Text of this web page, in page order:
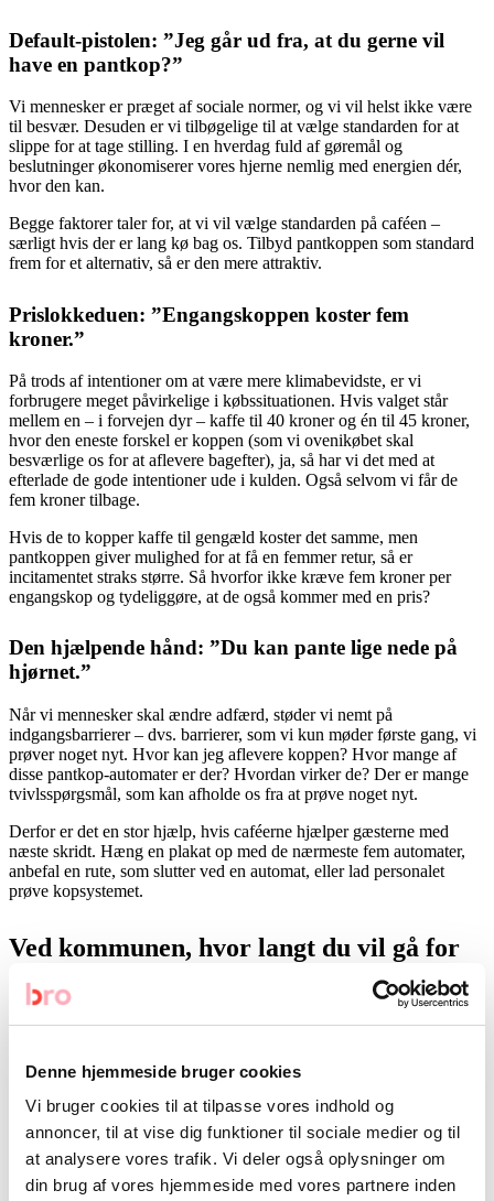
Denne hjemmeside bruger cookies
Vi bruger cookies til at tilpasse vores indhold og
annoncer, til at vise dig funktioner til sociale medier og til
at analysere vores trafik. Vi deler også oplysninger om
din brug af vores hjemmeside med vores partnere inden
Default-pistolen: ”Jeg går ud fra, at du gerne vil
have en pantkop?”
Vi mennesker er præget af sociale normer, og vi vil helst ikke være
til besvær. Desuden er vi tilbøgelige til at vælge standarden for at
slippe for at tage stilling. I en hverdag fuld af gøremål og
beslutninger økonomiserer vores hjerne nemlig med energien dér,
hvor den kan.
Begge faktorer taler for, at vi vil vælge standarden på caféen –
særligt hvis der er lang kø bag os. Tilbyd pantkoppen som standard
frem for et alternativ, så er den mere attraktiv.
Prislokkeduen: ”Engangskoppen koster fem
kroner.”
På trods af intentioner om at være mere klimabevidste, er vi
forbrugere meget påvirkelige i købssituationen. Hvis valget står
mellem en – i forvejen dyr – kaffe til 40 kroner og én til 45 kroner,
hvor den eneste forskel er koppen (som vi ovenikøbet skal
besværlige os for at aflevere bagefter), ja, så har vi det med at
efterlade de gode intentioner ude i kulden. Også selvom vi får de
fem kroner tilbage.
Hvis de to kopper kaffe til gengæld koster det samme, men
pantkoppen giver mulighed for at få en femmer retur, så er
incitamentet straks større. Så hvorfor ikke kræve fem kroner per
engangskop og tydeliggøre, at de også kommer med en pris?
Den hjælpende hånd: ”Du kan pante lige nede på
hjørnet.”
Når vi mennesker skal ændre adfærd, støder vi nemt på
indgangsbarrierer – dvs. barrierer, som vi kun møder første gang, vi
prøver noget nyt. Hvor kan jeg aflevere koppen? Hvor mange af
disse pantkop-automater er der? Hvordan virker de? Der er mange
tvivlsspørgsmål, som kan afholde os fra at prøve noget nyt.
Derfor er det en stor hjælp, hvis caféerne hjælper gæsterne med
næste skridt. Hæng en plakat op med de nærmeste fem automater,
anbefal en rute, som slutter ved en automat, eller lad personalet
prøve kopsystemet.
Ved kommunen, hvor langt du vil gå for
en femmer?
I den anden ende af brugerrejsen har vi afleveringen af
vælge pantkopperne, skal kommunen sørge for, at de er nemme at
aflevere. Også her findes der tre oplagte adfærdsvåben:
Convenience-knækkeren, synlighedskappen og sansebomben.
Convenience-knækkeren: Hellere gode placeringer
end mange automater